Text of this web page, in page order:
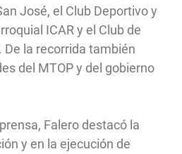
José, el Club Deportivo y
ICAR y el Club de
De la recorrida también
del MTOP y del gobierno
Falero destacó la
y en la ejecución de